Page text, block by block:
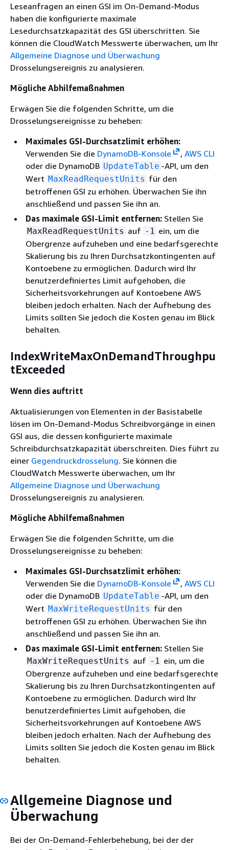
Leseanfragen an einen GSI im On-Demand-Modus
haben die konfigurierte maximale
Lesedurchsatzkapazität des GSI überschritten. Sie
können die CloudWatch Messwerte überwachen, um Ihr
Allgemeine Diagnose und Überwachung
Drosselungsereignis zu analysieren.
Mögliche Abhilfemaßnahmen
Erwägen Sie die folgenden Schritte, um die
Drosselungsereignisse zu beheben:
Maximales GSI-Durchsatzlimit erhöhen:
Verwenden Sie die DynamoDB-Konsole , AWS CLI
oder die DynamoDB UpdateTable -API, um den
Wert MaxReadRequestUnits für den
betroffenen GSI zu erhöhen. Überwachen Sie ihn
anschließend und passen Sie ihn an.
Das maximale GSI-Limit entfernen: Stellen Sie
MaxReadRequestUnits auf -1 ein, um die
Obergrenze aufzuheben und eine bedarfsgerechte
Skalierung bis zu Ihren Durchsatzkontingenten auf
Kontoebene zu ermöglichen. Dadurch wird Ihr
benutzerdefiniertes Limit aufgehoben, die
Sicherheitsvorkehrungen auf Kontoebene AWS
bleiben jedoch erhalten. Nach der Aufhebung des
Limits sollten Sie jedoch die Kosten genau im Blick
behalten.
IndexWriteMaxOnDemandThroughpu
tExceeded
Wenn dies auftritt
Aktualisierungen von Elementen in der Basistabelle
lösen im On-Demand-Modus Schreibvorgänge in einen
GSI aus, die dessen konfigurierte maximale
Schreibdurchsatzkapazität überschreiten. Dies führt zu
einer Gegendruckdrosselung. Sie können die
CloudWatch Messwerte überwachen, um Ihr
Allgemeine Diagnose und Überwachung
Drosselungsereignis zu analysieren.
Mögliche Abhilfemaßnahmen
Erwägen Sie die folgenden Schritte, um die
Drosselungsereignisse zu beheben:
Maximales GSI-Durchsatzlimit erhöhen:
Verwenden Sie die DynamoDB-Konsole , AWS CLI
oder die DynamoDB UpdateTable -API, um den
Wert MaxWriteRequestUnits für den
betroffenen GSI zu erhöhen. Überwachen Sie ihn
anschließend und passen Sie ihn an.
Das maximale GSI-Limit entfernen: Stellen Sie
MaxWriteRequestUnits auf -1 ein, um die
Obergrenze aufzuheben und eine bedarfsgerechte
Skalierung bis zu Ihren Durchsatzkontingenten auf
Kontoebene zu ermöglichen. Dadurch wird Ihr
benutzerdefiniertes Limit aufgehoben, die
Sicherheitsvorkehrungen auf Kontoebene AWS
bleiben jedoch erhalten. Nach der Aufhebung des
Limits sollten Sie jedoch die Kosten genau im Blick
behalten.
Allgemeine Diagnose und
Überwachung
Bei der On-Demand-Fehlerbehebung, bei der der